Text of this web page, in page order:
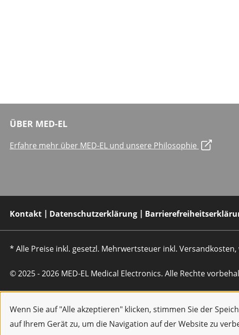
Wenn Sie auf "Alle akzeptieren" klicken, stimmen Sie der
auf Ihrem Gerät zu, um die Navigation auf der Website zu
ÜBER MED-EL
Erfahre mehr über MED-EL und unsere Philosophie
Kontakt Datenschutzerklärung
* Alle Preise inkl. gesetzl. Mehrwertsteuer inkl.
© 2025 - 2026 MED-EL Medical Electronics. Alle Rechte